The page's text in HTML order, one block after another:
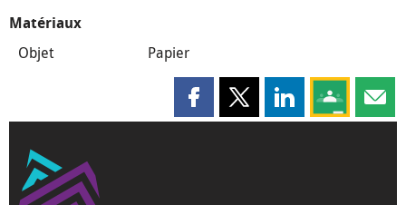
Matériaux
Objet Papier
Partager cette page sur
Partager cette page sur X
Partager cette
Partagez